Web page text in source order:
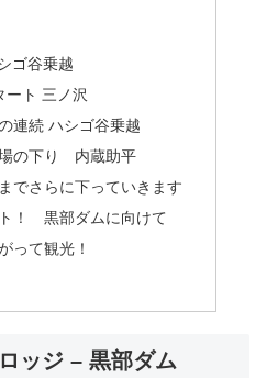
ゴ谷乗越
ート 三ノ沢
連続 ハシゴ谷乗越
の下り 内蔵助平
でさらに下っていきます
！ 黒部ダムに向けて
って観光！
ッジ – 黒部ダム